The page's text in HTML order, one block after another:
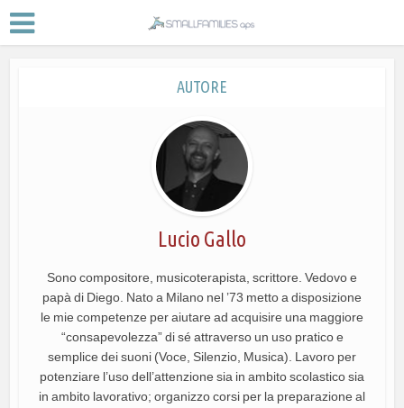
AUTORE
Lucio Gallo
Sono compositore, musicoterapista, scrittore. Vedovo e
papà di Diego. Nato a Milano nel ’73 metto a disposizione
le mie competenze per aiutare ad acquisire una maggiore
“consapevolezza” di sé attraverso un uso pratico e
semplice dei suoni (Voce, Silenzio, Musica). Lavoro per
potenziare l’uso dell’attenzione sia in ambito scolastico sia
in ambito lavorativo; organizzo corsi per la preparazione al